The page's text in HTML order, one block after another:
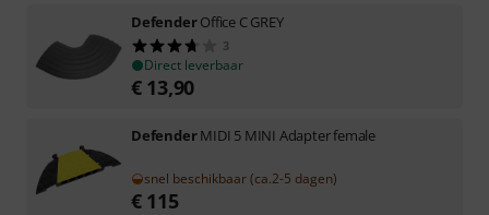
DefenderOffice C GREY
3
Direct leverbaar
€ 13,90
DefenderMIDI 5 MINI Adapter female
snel beschikbaar (ca.2-5 dagen)
€ 115